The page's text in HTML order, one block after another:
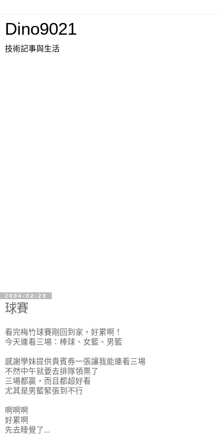
Dino9021
技術記事與生活
2004-02-29
球賽
看完梅竹球賽剛回到家，好累啊！
今天連看三場：棒球、女籃、男籃
感謝學妹提供貴賓券一張讓我能連看三場
不然中午就要去排隊領票了
三場都贏，而且都超好看
尤其是男籃緊張到不行
啊啊啊
好累啊
先去睡覺了...